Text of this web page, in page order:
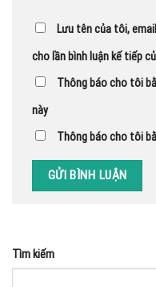
Lưu tên của tôi,
cho lần bình luận kế tiếp
Thông báo cho tôi
này
Thông báo cho tôi
Tìm kiếm